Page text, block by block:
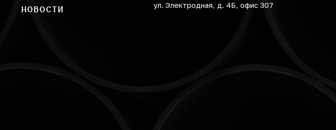
НОВОСТИ
ул. Электродная, д. 4Б, офис 307